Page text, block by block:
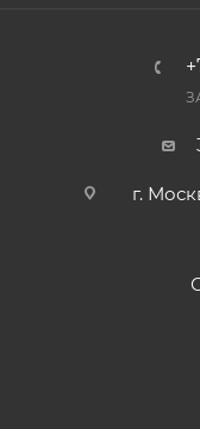
г.